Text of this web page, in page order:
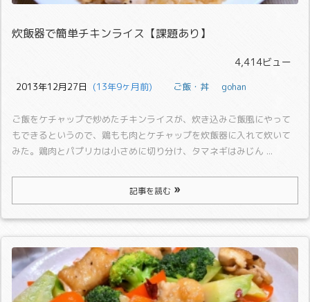
炊飯器で簡単チキンライス【課題あり】
4,414ビュー
2013年12月27日
  (13年9ヶ月前)
ご飯・丼 gohan
ご飯をケチャップで炒めたチキンライスが、炊き込みご飯風にやって
もできるというので、鶏もも肉とケチャップを炊飯器に入れて炊いて
みた。 鶏肉とパプリカは小さめに切り分け、タマネギはみじん ...
記事を読む